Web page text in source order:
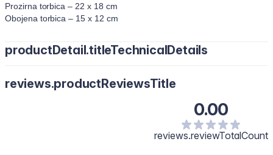
Prozirna torbica – 22 x 18 cm
Obojena torbica – 15 x 12 cm
productDetail.titleTechnicalDetails
reviews.productReviewsTitle
0.00
reviews.reviewTotalCount